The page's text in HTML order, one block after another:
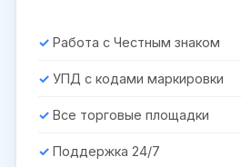
Работа с Честным знаком
УПД с кодами маркировки
Все торговые площадки
Поддержка 24/7